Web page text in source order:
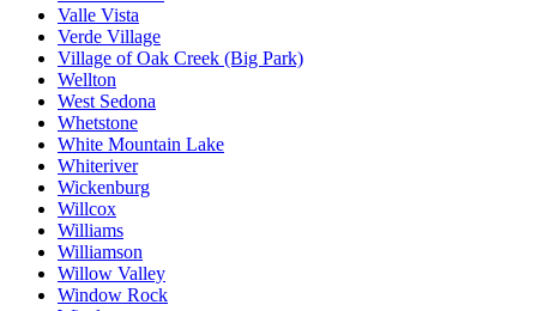
Valle Vista
Verde Village
Village of Oak Creek (Big Park)
Wellton
West Sedona
Whetstone
White Mountain Lake
Whiteriver
Wickenburg
Willcox
Williams
Williamson
Willow Valley
Window Rock